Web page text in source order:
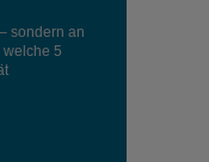
sondern an
welche 5